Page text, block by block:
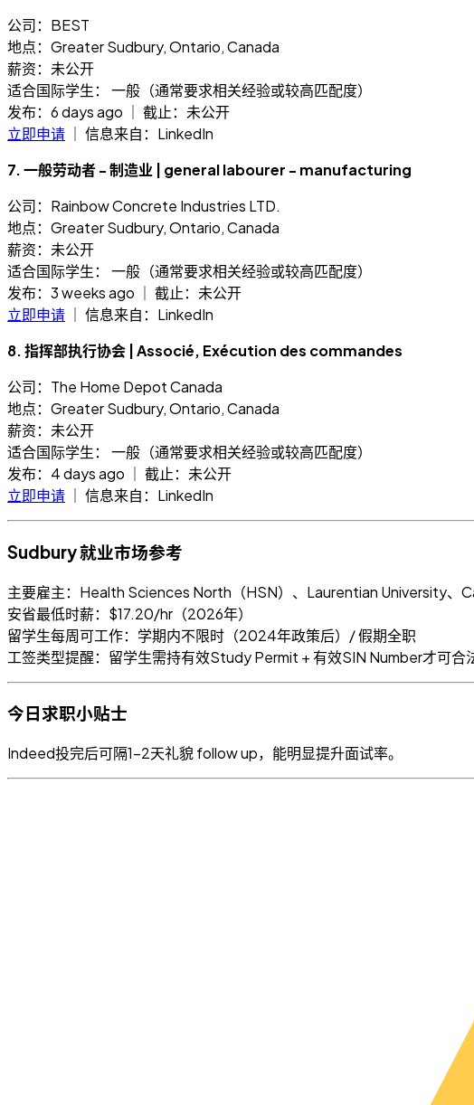
公司：BEST
地点：Greater Sudbury, Ontario, Canada
薪资：未公开
适合国际学生： 一般（通常要求相关经验或较高匹配度）
发布：6 days ago ｜ 截止：未公开
立即申请 ｜ 信息来自：LinkedIn
7. 一般劳动者 - 制造业 | general labourer - manufacturing
公司：Rainbow Concrete Industries LTD.
地点：Greater Sudbury, Ontario, Canada
薪资：未公开
适合国际学生： 一般（通常要求相关经验或较高匹配度）
发布：3 weeks ago ｜ 截止：未公开
立即申请 ｜ 信息来自：LinkedIn
8. 指挥部执行协会 | Associé, Exécution des commandes
公司：The Home Depot Canada
地点：Greater Sudbury, Ontario, Canada
薪资：未公开
适合国际学生： 一般（通常要求相关经验或较高匹配度）
发布：4 days ago ｜ 截止：未公开
立即申请 ｜ 信息来自：LinkedIn
Sudbury 就业市场参考
主要雇主：Health Sciences North（HSN）、Laurentian University
安省最低时薪：$17.20/hr（2026年）
留学生每周可工作：学期内不限时（2024年政策后）/ 假期全职
工签类型提醒：留学生需持有效Study Permit + 有效SIN Number才可合
今日求职小贴士
Indeed投完后可隔1-2天礼貌 follow up，能明显提升面试率。